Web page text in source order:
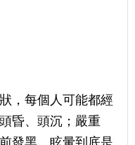
，每個人可能都經
昏、頭沉；嚴重
發黑。眩暈到底是